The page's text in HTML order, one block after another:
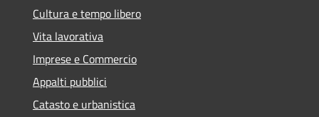
Cultura e tempo libero
Vita lavorativa
Imprese e Commercio
Appalti pubblici
Catasto e urbanistica